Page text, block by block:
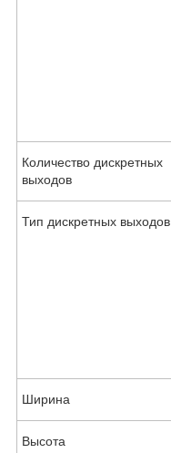
Количество дискретных
выходов
Тип дискретных выходов
Ширина
Высота